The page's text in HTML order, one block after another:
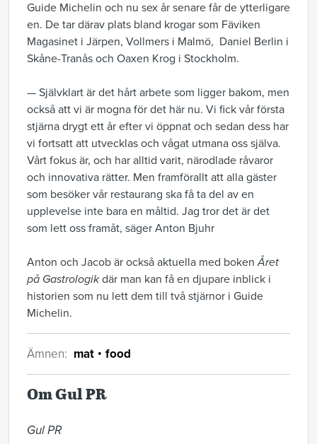
Guide Michelin och nu sex år senare får de ytterligare
en. De tar därav plats bland krogar som Fäviken
Magasinet i Järpen, Vollmers i Malmö, Daniel Berlin i
Skåne-Tranås och Oaxen Krog i Stockholm.
— Självklart är det hårt arbete som ligger bakom, men
också att vi är mogna för det här nu. Vi fick vår första
stjärna drygt ett år efter vi öppnat och sedan dess har
vi fortsatt att utvecklas och vågat utmana oss själva.
Vårt fokus är, och har alltid varit, närodlade råvaror
och innovativa rätter. Men framförallt att alla gäster
som besöker vår restaurang ska få ta del av en
upplevelse inte bara en måltid. Jag tror det är det
som lett oss framåt, säger Anton Bjuhr
Anton och Jacob är också aktuella med bokenÅret
på Gastrologikdär man kan få en djupare inblick i
historien som nu lett dem till två stjärnor i Guide
Michelin.
Ämnen: mat food
Om Gul PR
Gul PR